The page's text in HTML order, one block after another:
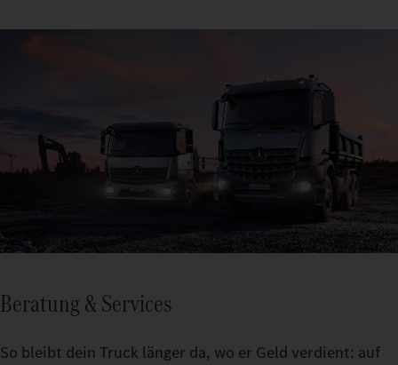
Beratung & Services
So bleibt dein Truck länger da, wo er Geld verdient: auf